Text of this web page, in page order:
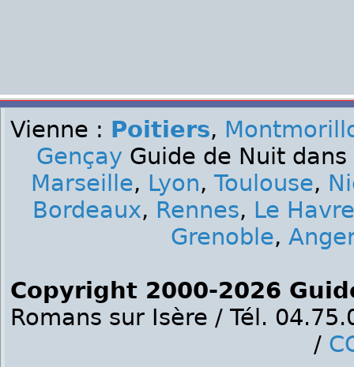
Vienne : Poitiers,
Gençay Guide de Nuit
Marseille, Lyon, Toulouse,
Bordeaux, Rennes, Le Havre
Grenoble,
Copyright 2000-2026
Romans sur Isère / Tél.
/